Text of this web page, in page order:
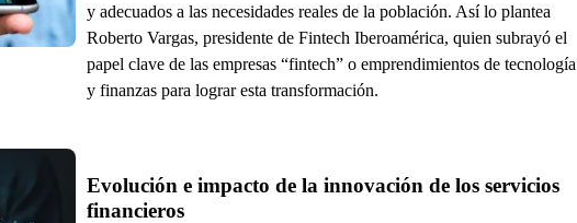
y adecuados a las necesidades reales de la población. Así lo plantea
Roberto Vargas, presidente de Fintech Iberoamérica, quien subrayó el
papel clave de las empresas “fintech” o emprendimientos de tecnología
y finanzas para lograr esta transformación.
Evolución e impacto de la innovación de los servicios
financieros